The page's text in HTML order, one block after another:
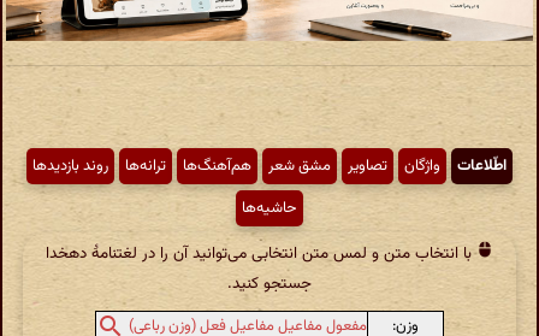
اطّلاعات واژگان تصاویر مشق شعر هم‌آهنگ‌ها ترانه‌ها
روند بازدیدها
حاشیه‌ها
با انتخاب متن و لمس متن انتخابی می‌توانید آن را در لغتنامهٔ دهخدا
جستجو کنید.
وزن:
مفعول مفاعیل مفاعیل فعل (وزن رباعی)